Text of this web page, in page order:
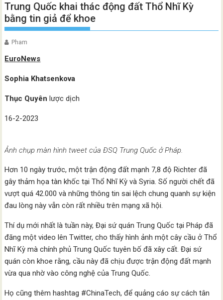
Trung Quốc khai thác động đất Thổ Nhĩ Kỳ
bằng tin giả để khoe
Pham
EuroNews
Sophia Khatsenkova
Thục Quyên lược dịch
16-2-2023
Ảnh chụp màn hình tweet của ĐSQ Trung Quốc ở Pháp.
Hơn 10 ngày trước, một trận động đất mạnh 7,8 độ Richter đã
gây thảm họa tàn khốc tại Thổ Nhĩ Kỳ và Syria. Số người chết đã
vượt quá 42.000 và những thông tin sai lệch chung quanh sự kiện
đau lòng này vẫn còn rất nhiều trên mạng xã hội.
Thí dụ mới nhất là tuần này, Đại sứ quán Trung Quốc tại Pháp đã
đăng một video lên Twitter, cho thấy hình ảnh một cây cầu ở Thổ
Nhĩ Kỳ mà chính phủ Trung Quốc tuyên bố đã xây cất. Đại sứ
quán còn khoe rằng, cầu này đã chịu được trận động đất mạnh
vừa qua nhờ vào công nghệ của Trung Quốc.
Họ cũng thêm hashtag #ChinaTech, để quảng cáo sự cách tân